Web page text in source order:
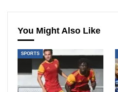
You Might Also Like
SPORTS